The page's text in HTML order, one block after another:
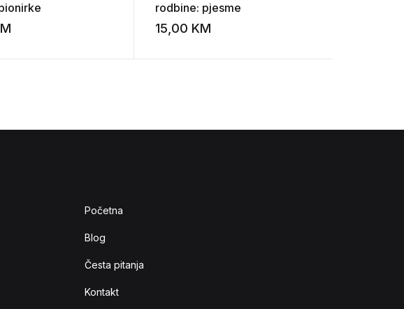
Add to wishlist
rodbine: pjesme
15,00 KM
Početna
Blog
Česta pitanja
Kontakt